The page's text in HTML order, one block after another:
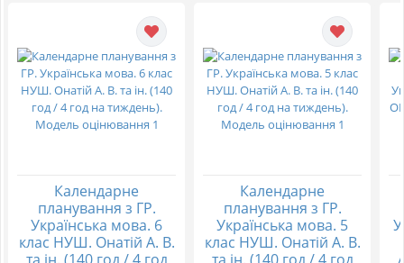
Календарне
планування з ГР.
Українська мова. 6
клас НУШ. Онатій А. В.
та ін. (140 год / 4 год
Календарне
планування з ГР.
Українська мова. 5
клас НУШ. Онатій А. В.
та ін. (140 год / 4 год